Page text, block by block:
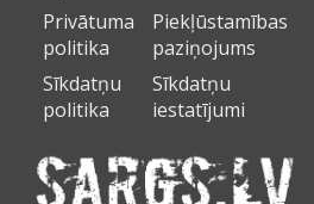
Privātuma
politika
Piekļūstamības
paziņojums
Sīkdatņu
politika
Sīkdatņu
iestatījumi